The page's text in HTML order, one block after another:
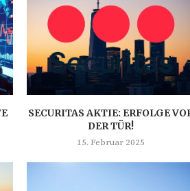
SECURITAS AKTIE: ERFOLGE
DER TÜR!
15. Februar 2025